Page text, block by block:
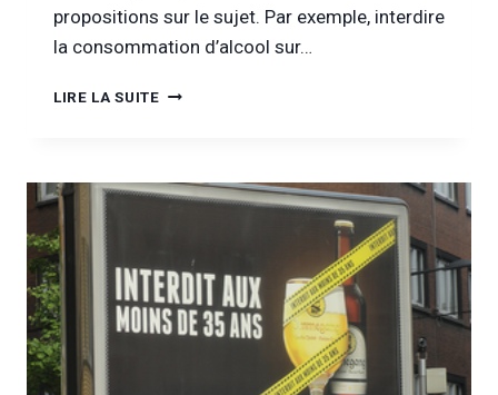
propositions sur le sujet. Par exemple, interdire
la consommation d’alcool sur…
LIRE LA SUITECOMMENT
D’ALCOOL